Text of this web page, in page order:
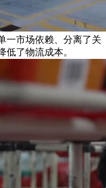
一市场依赖、分离了关
了物流成本。